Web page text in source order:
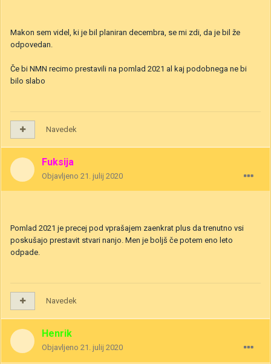
Makon sem videl, ki je bil planiran decembra, se mi zdi, da je bil že
odpovedan.
Če bi NMN recimo prestavili na pomlad 2021 al kaj podobnega ne bi
bilo slabo
Navedek
Fuksija
Objavljeno 21. julij 2020
Pomlad 2021 je precej pod vprašajem zaenkrat plus da trenutno vsi
poskušajo prestavit stvari nanjo. Men je boljš če potem eno leto
odpade.
Navedek
Henrik
Objavljeno 21. julij 2020